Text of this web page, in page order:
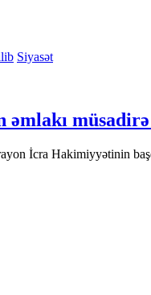
Siyasət
əmlakı
İcra Hakimiyyətinin